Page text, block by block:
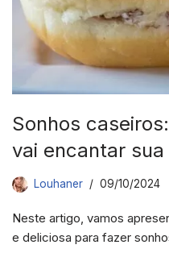
Sonhos
vai encantar
Louhaner 09/10/2024
Neste artigo, vamos
e deliciosa para fazer